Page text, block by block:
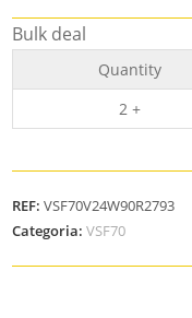
Bulk deal
Quantity
2 +
REF: VSF70V24W90R2793
Categoria: VSF70